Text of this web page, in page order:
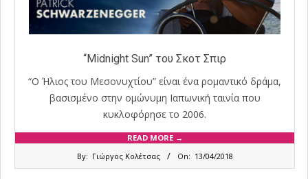
“Midnight Sun” του Σκοτ Σπιρ
“Ο Ήλιος του Μεσονυχτίου” είναι ένα ρομαντικό δράμα,
βασισμένο στην ομώνυμη Ιαπωνική ταινία που
κυκλοφόρησε το 2006.
READ MORE →
By: Γιώργος Κολέτσας On: 13/04/2018